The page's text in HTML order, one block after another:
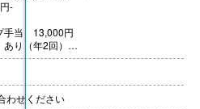
-
手当 13,000円
り（年2回）
前年度実績
（実費）
歴加算あり
わせください